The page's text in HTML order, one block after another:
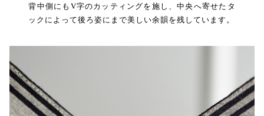
背中側にもV字のカッティングを施し、中央へ寄せたタ
ックによって後ろ姿にまで美しい余韻を残しています。